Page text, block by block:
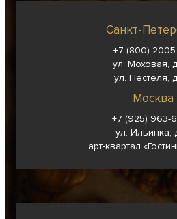
Санкт-
+7 (800)
ул. Моховая,
ул. Пестеля,
Москва
+7 (925) 963-
ул. Ильинка,
арт-квартал